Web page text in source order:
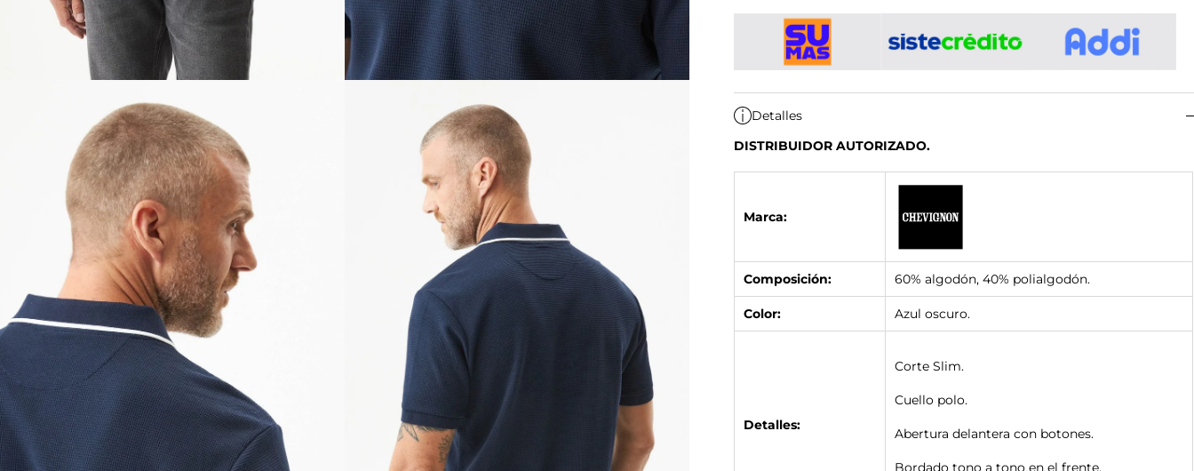
Detalles
DISTRIBUIDOR AUTORIZADO.
Marca:
Composición: 60% algodón, 40% polialgodón.
Color: Azul oscuro.
Detalles:
Corte Slim.
Cuello polo.
Abertura delantera con botones.
Bordado tono a tono en el frente.